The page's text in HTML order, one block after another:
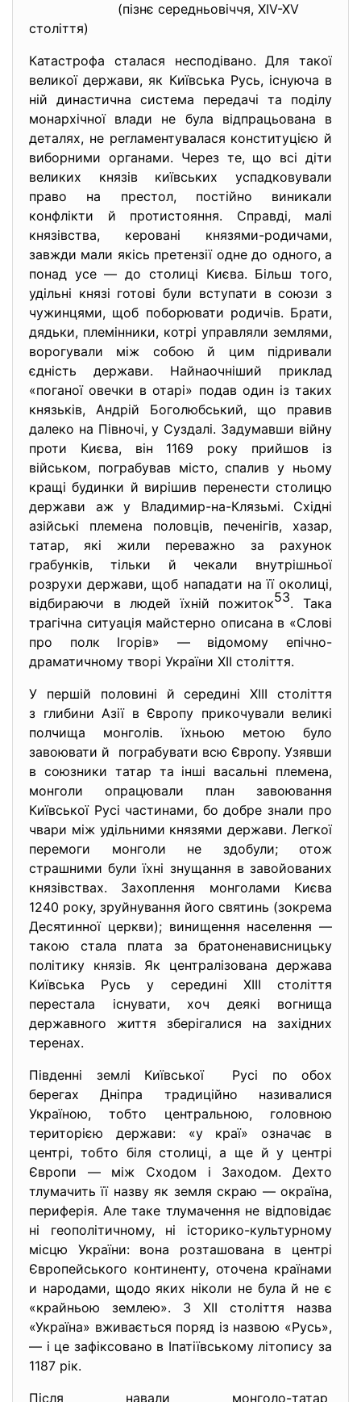
(пізнє середньовіччя, XIV-XV
століття)
Катастрофа сталася несподівано. Для такої
великої держави, як Київська Русь, існуюча в
ній династична система передачі та поділу
монархічної влади не була відпрацьована в
деталях, не регламентувалася конституцією й
виборними органами. Через те, що всі діти
великих князів київських успадковували
право на престол, постійно виникали
конфлікти й протистояння. Справді, малі
князівства, керовані князями-родичами,
завжди мали якісь претензії одне до одного, а
понад усе — до столиці Києва. Більш того,
удільні князі готові були вступати в союзи з
чужинцями, щоб поборювати родичів. Брати,
дядьки, племінники, котрі управляли землями,
ворогували між собою й цим підривали
єдність держави. Найнаочніший приклад
«поганої овечки в отарі» подав один із таких
князьків, Андрій Боголюбський, що правив
далеко на Півночі, у Суздалі. Задумавши війну
проти Києва, він 1169 року прийшов із
військом, пограбував місто, спалив у ньому
кращі будинки й вирішив перенести столицю
держави аж у Владимир-на-Клязьмі. Східні
азійські племена половців, печенігів, хазар,
татар, які жили переважно за рахунок
грабунків, тільки й чекали внутрішньої
розрухи держави, щоб нападати на її околиці,
відбираючи в людей їхній пожиток53. Така
трагічна ситуація майстерно описана в «Слові
про полк Ігорів» — відомому епічно-
драматичному творі України XII століття.
У першій половині й середині XIII століття
з глибини Азії в Європу прикочували великі
полчища монголів. їхньою метою було
завоювати й пограбувати всю Європу. Узявши
в союзники татар та інші васальні племена,
монголи опрацювали план завоювання
Київської Русі частинами, бо добре знали про
чвари між удільними князями держави. Легкої
перемоги монголи не здобули; отож
страшними були їхні знущання в завойованих
князівствах. Захоплення монголами Києва
1240 року, зруйнування його святинь (зокрема
Десятинної церкви); винищення населення —
такою стала плата за братоненависницьку
політику князів. Як централізована держава
Київська Русь у середині XIII століття
перестала існувати, хоч деякі вогнища
державного життя зберігалися на західних
теренах.
Південні землі Київської Русі по обох
берегах Дніпра традиційно називалися
Україною, тобто центральною, головною
територією держави: «у краї» означає в
центрі, тобто біля столиці, а ще й у центрі
Європи — між Сходом і Заходом. Дехто
тлумачить її назву як земля скраю — окраїна,
периферія. Але таке тлумачення не відповідає
ні геополітичному, ні історико-культурному
місцю України: вона розташована в центрі
Європейського континенту, оточена країнами
и народами, щодо яких ніколи не була й не є
«крайньою землею». З XII століття назва
«Україна» вживається поряд із назвою «Русь»,
— і це зафіксовано в Іпатіївському літопису за
1187 рік.
Після навали монголо-татар